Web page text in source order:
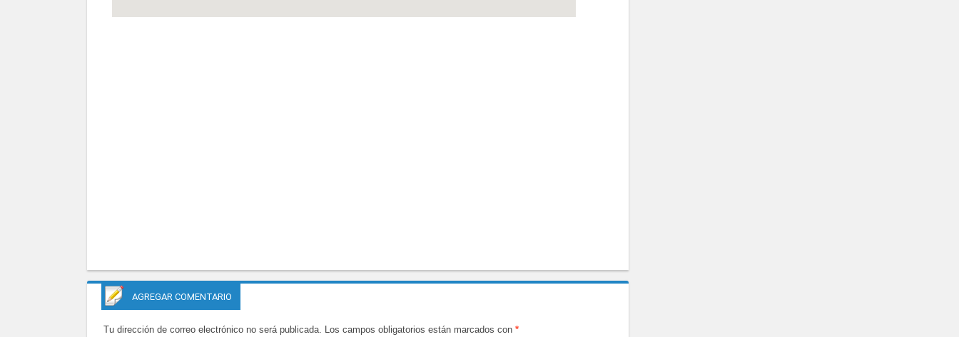
AGREGAR COMENTARIO
Tu dirección de correo electrónico no será publicada. Los campos obligatorios están marcados con *